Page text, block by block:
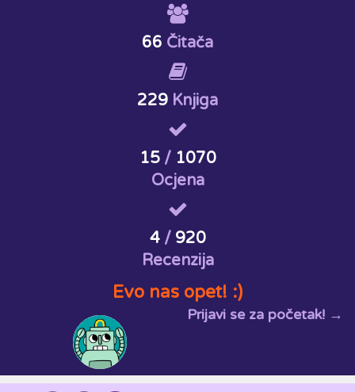
66 Čitača
229 Knjiga
15/ 1070
Ocjena
4/ 920
Recenzija
Evo nas opet! :)
Prijavi se za početak! →